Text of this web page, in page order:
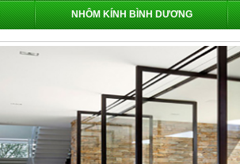
NHÔM KÍNH BÌNH DƯƠNG